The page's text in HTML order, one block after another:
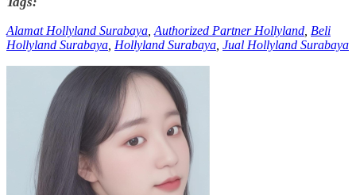
Alamat Hollyland Surabaya Authorized Partner Hollyland Beli
Hollyland Surabaya Hollyland Surabaya Jual Hollyland Surabaya